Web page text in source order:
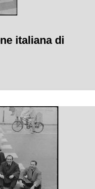
italiana di